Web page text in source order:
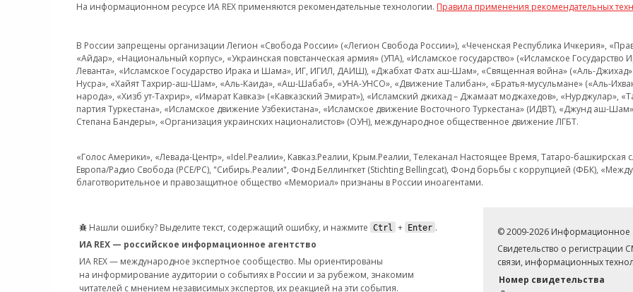
На информационном ресурсе ИА REX применяются рекомендательные технологии. Правила применения рекомендательных
В России запрещены организации Легион «Свобода России» («Легион Свобода России»), «Чеченская Республика Ичкерия»,
«Айдар», «Национальный корпус», «Украинская повстанческая армия» (УПА), «Исламское государство» («Исламское
Леванта», «Исламское Государство Ирака и Шама», ИГ, ИГИЛ, ДАИШ), «Джабхат Фатх аш-Шам», «Священная война» («Аль-Джихад»
Нусра», «Хайят Тахрир-аш-Шам», «Аль-Каида», «Аш-Шабаб», «УНА-УНСО», «Движение Талибан», «Братья-мусульмане» («Аль-
народа», «Хизб ут-Тахрир», «Имарат Кавказ» («Кавказский Эмират»), «Исламский джихад – Джамаат моджахедов», «Нурджулар»,
партия Туркестана», «Исламское движение Узбекистана», «Исламское движение Восточного Туркестана» (ИДВТ), «Джунд аш-
Степана Бандеры», «Организация украинских националистов» (ОУН), международное общественное движение ЛГБТ.
«Голос Америки», «Левада-Центр», «Idel.Реалии», Кавказ.Реалии, Крым.Реалии, Телеканал Настоящее Время, Татаро-
Европа/Радио Свобода (PCE/PC), "Сибирь.Реалии", Фонд Беллингкет (Stichting Bellingcat), Фонд борьбы с коррупцией (ФБК),
благотворительное и правозащитное общество «Мемориал» признаны в России иноагентами.
Нашли ошибку? Выделите текст, содержащий ошибку, и нажмите Ctrl + Enter .
ИА REX — российское информационное агентство
ИА REX — международное экспертное сообщество. Мы ориентированы
на информирование аудитории о событиях в России и за рубежом, знакомим
читателей с мнением независимых экспертов, их реакцией на эти события.
© 2009-2026 Информационное
Свидетельство о
связи, информационных
Номер свидетельства